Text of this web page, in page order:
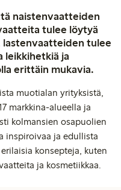
naistenvaatteiden
tulee löytyä
lastenvaatteiden tulee
leikkihetkiä ja
erittäin mukavia.
muotialan yrityksistä,
markkina-alueella ja
kolmansien osapuolien
inspiroivaa ja edullista
konsepteja, kuten
ja kosmetiikkaa.